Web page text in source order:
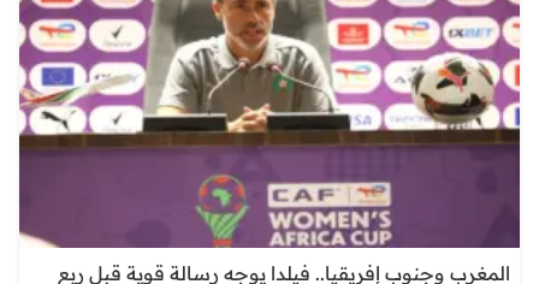
المغرب وجنوب إفريقيا.. فيلدا يوجه رسالة قوية قبل ربع